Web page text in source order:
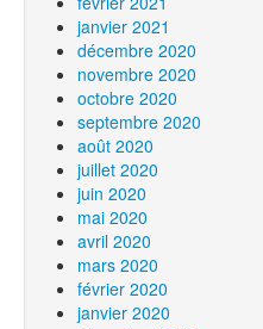
janvier 2021
décembre 2020
novembre 2020
octobre 2020
septembre 2020
août 2020
juillet 2020
juin 2020
mai 2020
avril 2020
mars 2020
février 2020
janvier 2020